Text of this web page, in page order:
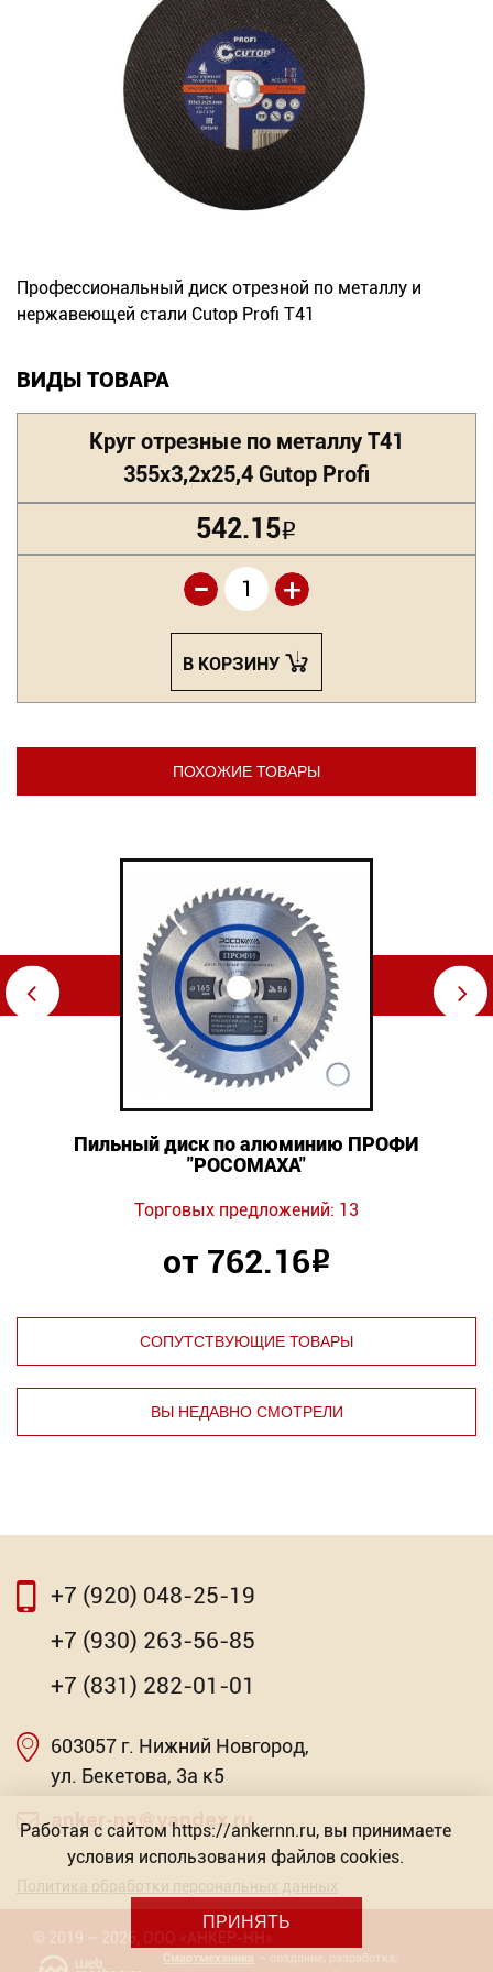
Документация
Оформление заказа
Оплата и доставка
+7
282-
Профессиональный диск отрезной по металлу и
нержавеющей стали Cutop Profi Т41
ВИДЫ ТОВАРА
Круг отрезные по металлу Т41
355х3,2х25,4 Gutop Profi
542.15Р
+
-
В КОРЗИНУ
ПОХОЖИЕ ТОВАРЫ
⇦
Пильный диск по алюминию ПРОФИ
"РОСОМАХА"
Торговых предложений: 13
от 762.16Р
⇨
СОПУТСТВУЮЩИЕ ТОВАРЫ
⇦
Пильный диск по алюминию ПРОФИ
"РОСОМАХА"
Торговых предложений: 13
⇨
ВЫ НЕДАВНО СМОТРЕЛИ
⇦
Насадка для МФИ ЗУБР DIAMOND керамика,
мрамор, стекло
Торговых предложений: 2
от 603.57Р
+7 (920) 048-25-19
+7 (930) 263-56-85
+7 (831) 282-01-01
603057 г. Нижний Новгород,
ул. Бекетова, 3а к5
anker-nn@yandex.ru
Политика обработки персональных данных
© 2019 – 2026 ООО «АНКЕР-НН»
Смартмеханика – создание, разработка,
Работая с сайтом https://ankernn.ru, вы принимаете
условия использования файлов cookies.
ПРИНЯТЬ